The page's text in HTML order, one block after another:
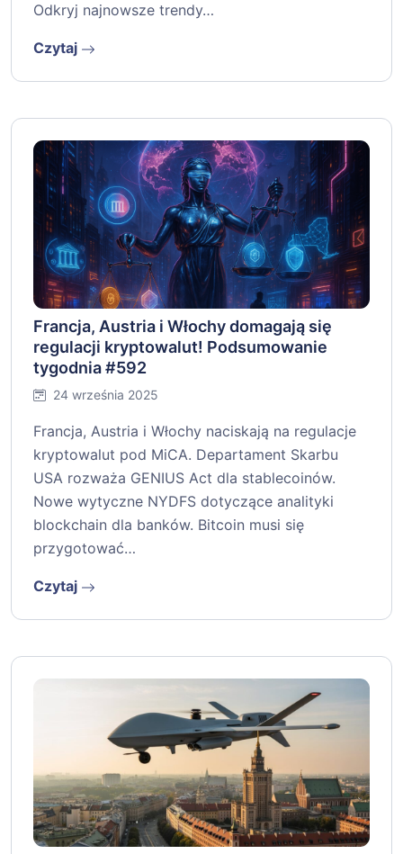
Odkryj najnowsze trendy…
Czytaj
Francja, Austria i Włochy domagają się
regulacji kryptowalut! Podsumowanie
tygodnia #592
24 września 2025
Francja, Austria i Włochy naciskają na regulacje
kryptowalut pod MiCA. Departament Skarbu
USA rozważa GENIUS Act dla stablecoinów.
Nowe wytyczne NYDFS dotyczące analityki
blockchain dla banków. Bitcoin musi się
przygotować…
Czytaj